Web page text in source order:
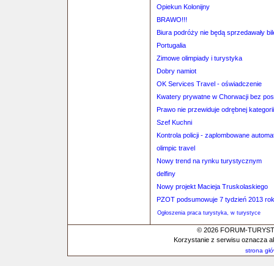
Opiekun Kolonijny
BRAWO!!!
Biura podróży nie będą sprzedawały
Portugalia
Zimowe olimpiady i turystyka
Dobry namiot
OK Services Travel - oświadczenie
Kwatery prywatne w Chorwacji bez
Prawo nie przewiduje odrębnej
Szef Kuchni
Kontrola policji - zaplombowane
olimpic travel
Nowy trend na rynku turystycznym
delfiny
Nowy projekt Macieja Truskolaskiego
PZOT podsumowuje 7 tydzień 2013
Ogłoszenia praca turystyka, w turystyce
© 2026 FORUM-
Korzystanie z serwisu oznacza
strona